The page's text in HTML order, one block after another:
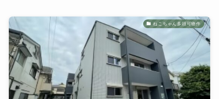
ねこちゃん多頭可物件